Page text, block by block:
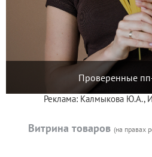
Проверенные
Реклама: Калмыкова Ю.А.,
Витрина товаров (на правах